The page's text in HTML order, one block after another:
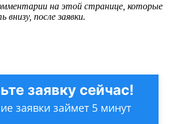
на этой странице, которые
после заявки.